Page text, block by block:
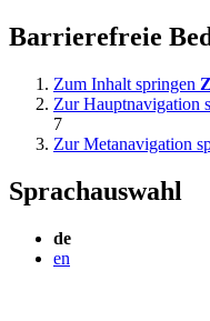
Barrierefreie
Zum Inhalt springen
Zur Hauptnavigation
7
Zur Metanavigation
Sprachauswahl
de
en